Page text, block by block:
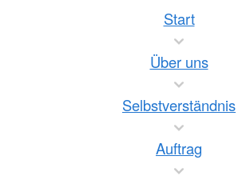
Start
Über uns
Selbstverständnis
Auftrag